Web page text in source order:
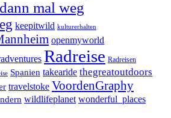
mal weg
keepitwild kulturerhalten
openmyworld
Radreise Radreisen
Spanien takearide thegreatoutdoors
travelstoke VoordenGraphy
wildlifeplanet wonderful_places